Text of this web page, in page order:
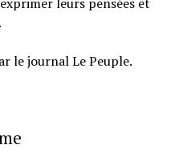
le journal Le Peuple.